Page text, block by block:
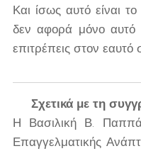
Και ίσως αυτό είναι το
δεν αφορά μόνο
επιτρέπεις στον εαυτό
Σχετικά με τη
Η Βασιλική Β.
Επαγγελματικής